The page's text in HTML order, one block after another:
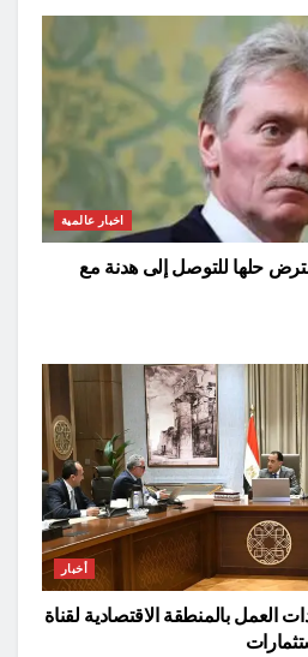
اخبار عالمية
حلها للتوصل إلى هدنة مع
أخبار
العمل بالمنطقة الاقتصادية لقناة